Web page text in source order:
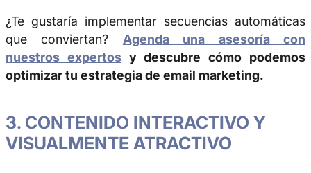
¿Te gustaría implementar secuencias automáticas
que conviertan? Agenda una asesoría con
nuestros expertosy descubre cómo podemos
optimizar tu estrategia de email marketing.
3. CONTENIDO INTERACTIVO Y
VISUALMENTE ATRACTIVO